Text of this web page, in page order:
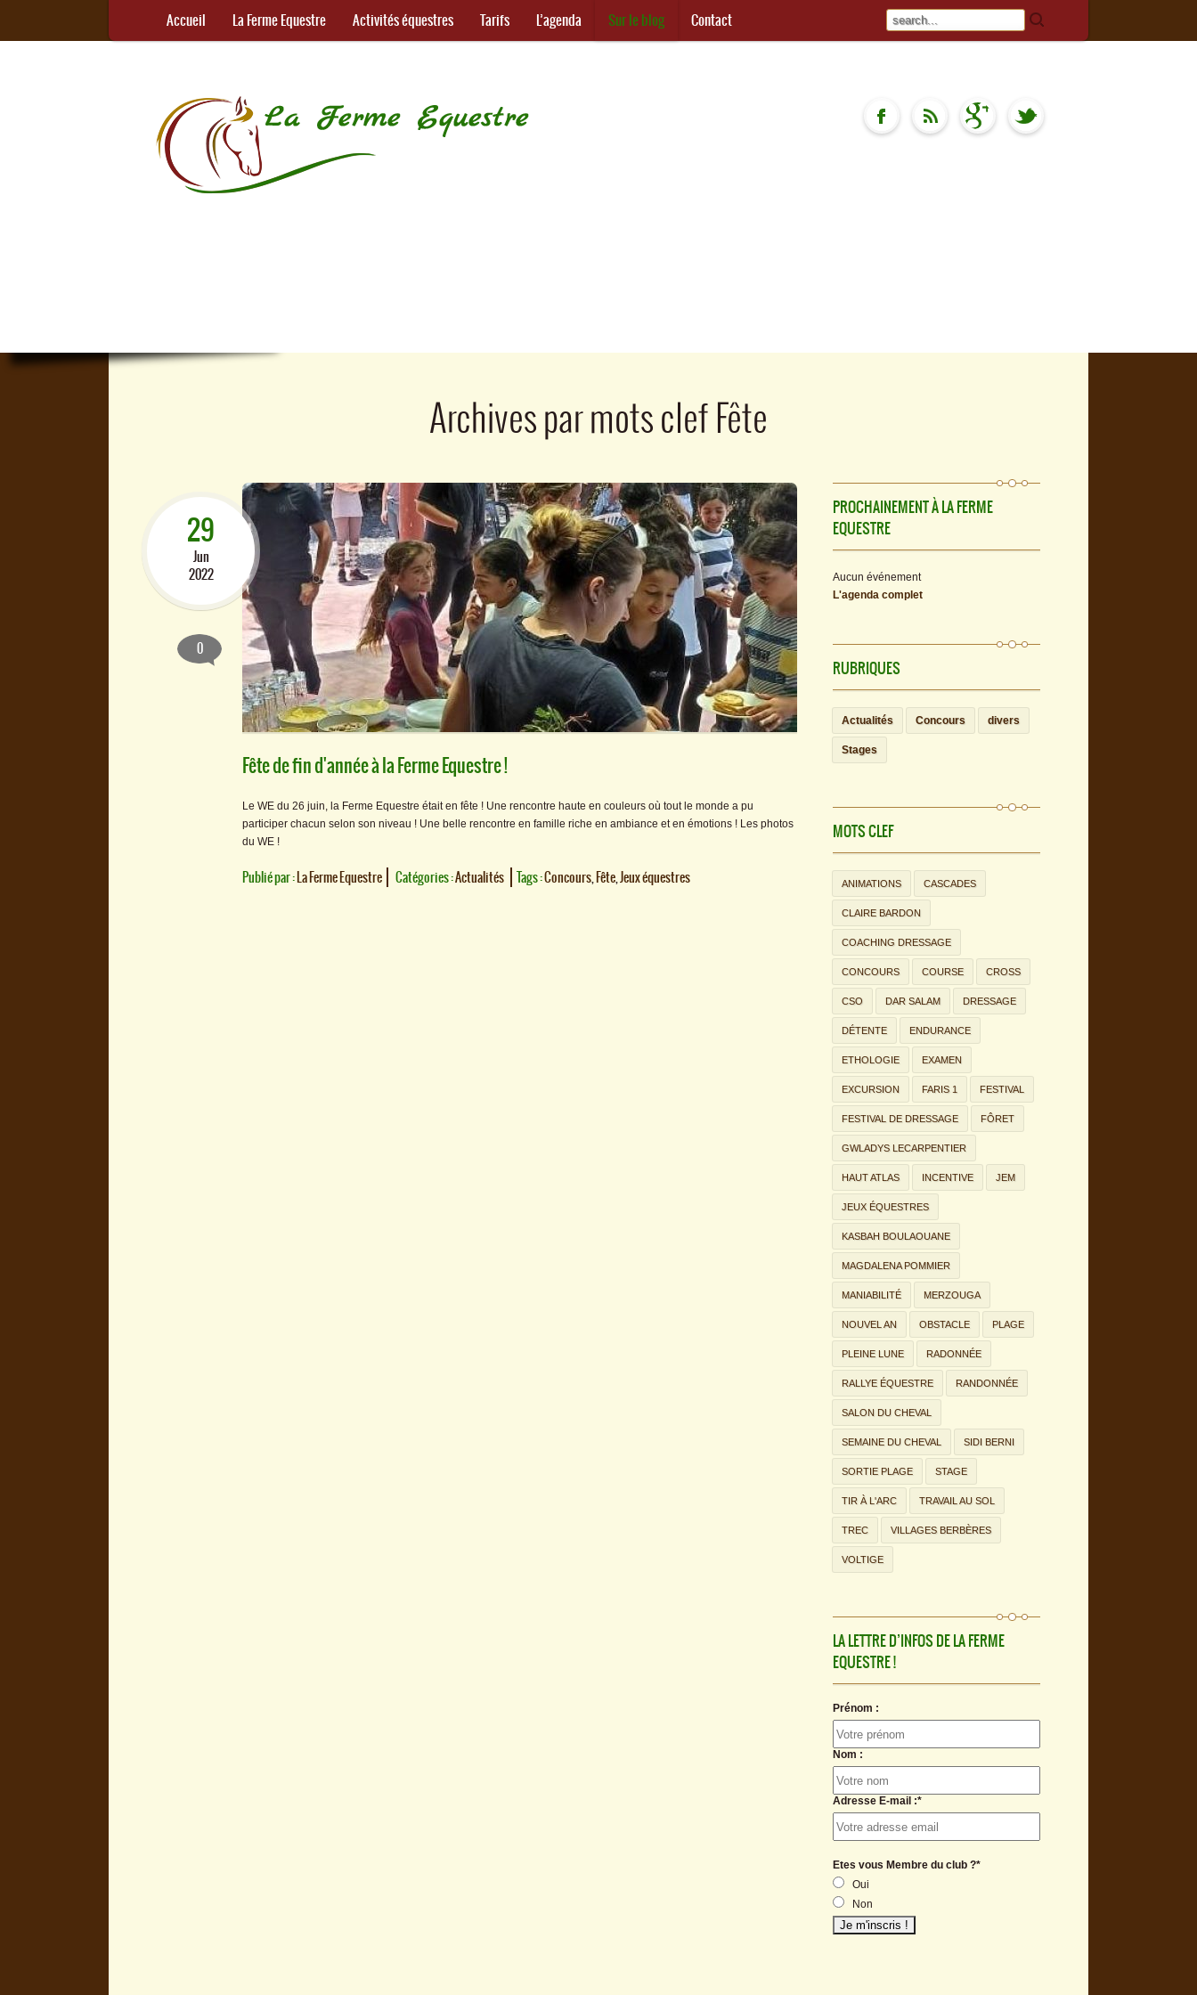
Accueil La Ferme Equestre Activités équestres Tarifs L’agenda Sur le blog Contact
Archives par mots clefFête
29
Jun
2022
0
Fête de fin d'année à la Ferme Equestre !
Le WE du 26 juin, la Ferme Equestre était en fête ! Une rencontre haute en couleurs où tout le monde a pu
participer chacun selon son niveau ! Une belle rencontre en famille riche en ambiance et en émotions ! Les photos
du WE !
Publié par :La Ferme Equestre Catégories :Actualités Tags :Concours,Fête,Jeux équestres
PROCHAINEMENT À LA FERME
EQUESTRE
Aucun événement
L'agenda complet
RUBRIQUES
Actualités Concours divers
Stages
MOTS CLEF
ANIMATIONS CASCADES
CLAIRE BARDON
COACHING DRESSAGE
CONCOURS COURSE CROSS
CSO DAR SALAM DRESSAGE
DÉTENTE ENDURANCE
ETHOLOGIE EXAMEN
EXCURSION FARIS 1 FESTIVAL
FESTIVAL DE DRESSAGE FÔRET
GWLADYS LECARPENTIER
HAUT ATLAS INCENTIVE JEM
JEUX ÉQUESTRES
KASBAH BOULAOUANE
MAGDALENA POMMIER
MANIABILITÉ MERZOUGA
NOUVEL AN OBSTACLE PLAGE
PLEINE LUNE RADONNÉE
RALLYE ÉQUESTRE RANDONNÉE
SALON DU CHEVAL
SEMAINE DU CHEVAL SIDI BERNI
SORTIE PLAGE STAGE
TIR À L'ARC TRAVAIL AU SOL
TREC VILLAGES BERBÈRES
VOLTIGE
LA LETTRE D’INFOS DE LA FERME
EQUESTRE !
Prénom :
Nom :
Adresse E-mail :*
Etes vous Membre du club ?*
Oui
Non